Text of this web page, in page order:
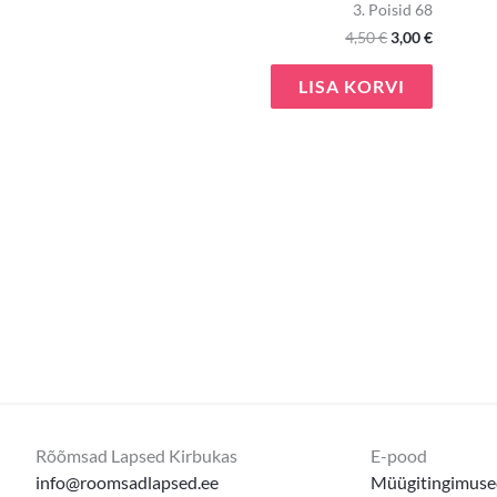
3. Poisid 68
4,50€3,00€
LISA KORVI
Rõõmsad Lapsed Kirbukas
info@roomsadlapsed.ee
E-pood